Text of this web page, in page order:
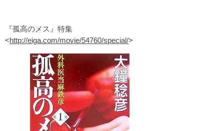
『孤高のメス』特集
<http://eiga.com/movie/54760/special/>